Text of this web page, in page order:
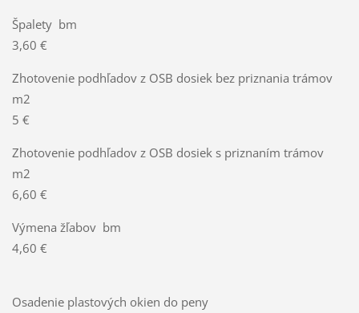
Špalety bm
3,60 €
Zhotovenie podhľadov z OSB dosiek bez priznania trámov
m2
5 €
Zhotovenie podhľadov z OSB dosiek s priznaním trámov
m2
6,60 €
Výmena žľabov bm
4,60 €
Osadenie plastových okien do peny